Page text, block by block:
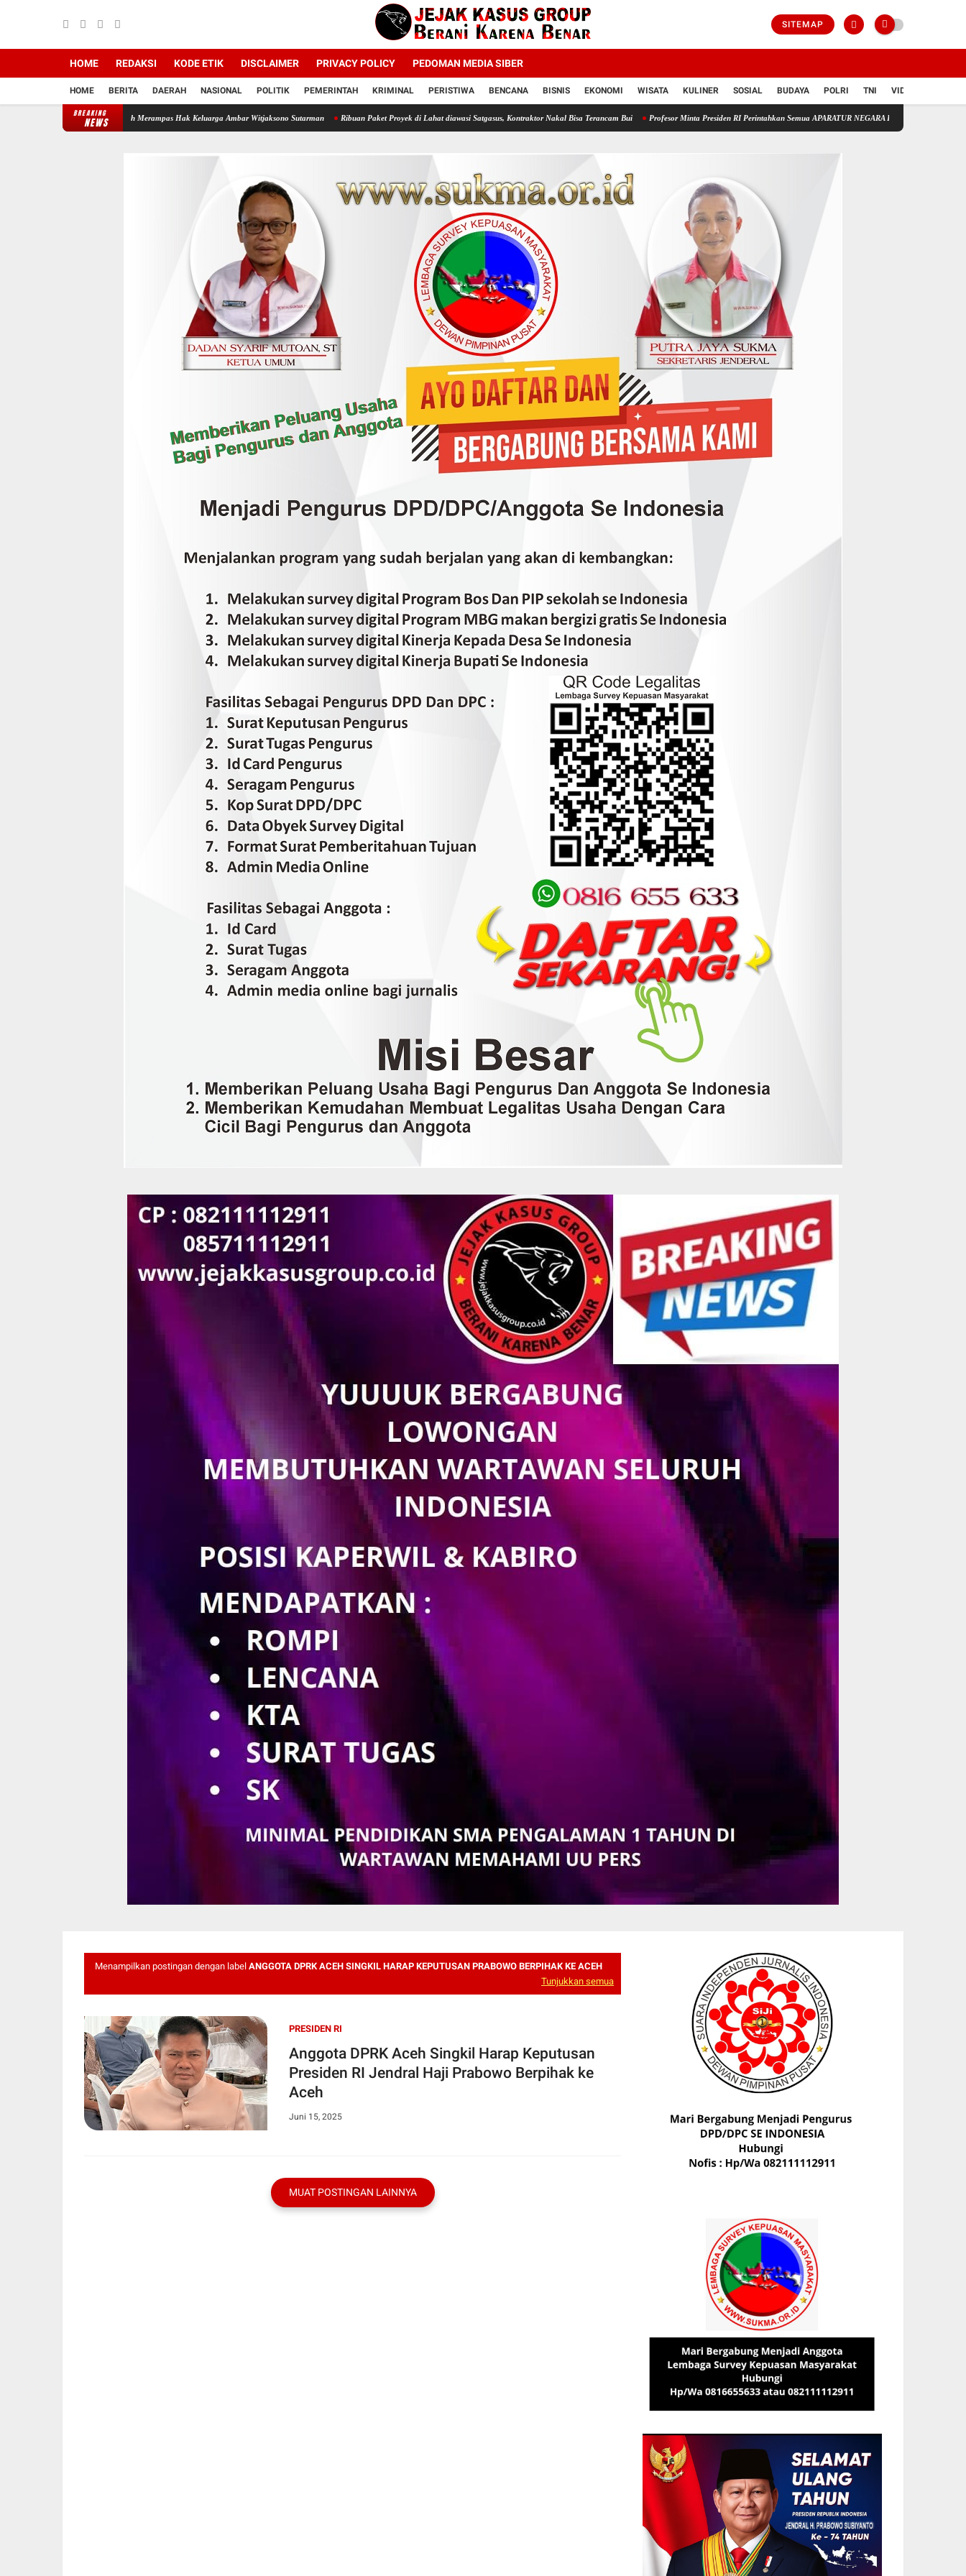
SITEMAP
HOME REDAKSI KODE ETIK DISCLAIMER PRIVACY POLICY PEDOMAN MEDIA SIBER
HOME BERITA DAERAH NASIONAL POLITIK PEMERINTAH KRIMINAL PERISTIWA BENCANA BISNIS EKONOMI WISATA KULINER SOSIAL BUDAYA POLRI TNI VIDIO
BREAKING
NEWS
Mafia Tanah Merampas Hak Keluarga Ambar Witjaksono Sutarman Ribuan Paket Proyek di Lahat diawasi Satgasus, Kontraktor Nakal Bisa Terancam Bui Profesor Minta Presiden RI Perintahkan Semua APARATUR NEGARA Di Seluruh Indonesia Tertibkan
Menampilkan postingan dengan label ANGGOTA DPRK ACEH SINGKIL HARAP KEPUTUSAN PRABOWO BERPIHAK KE ACEH
Tunjukkan semua
PRESIDEN RI
Anggota DPRK Aceh Singkil Harap Keputusan
Presiden RI Jendral Haji Prabowo Berpihak ke
Aceh
Juni 15, 2025
MUAT POSTINGAN LAINNYA